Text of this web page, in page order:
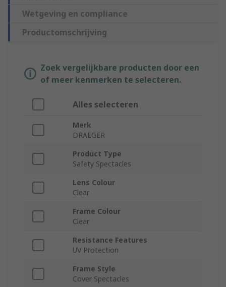
Wetgeving en compliance
Productomschrijving
Zoek vergelijkbare producten door een
of meer kenmerken te selecteren.
Alles selecteren
Merk
DRAEGER
Product Type
Safety Spectacles
Lens Colour
Clear
Frame Colour
Clear
Resistance Features
UV Protection
Frame Style
Cover Spectacles